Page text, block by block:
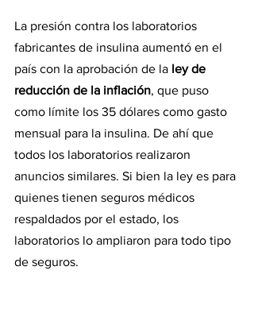
La presión contra los laboratorios
fabricantes de insulina aumentó en el
país con la aprobación de la ley de
reducción de la inflación, que puso
como límite los 35 dólares como gasto
mensual para la insulina. De ahí que
todos los laboratorios realizaron
anuncios similares. Si bien la ley es para
quienes tienen seguros médicos
respaldados por el estado, los
laboratorios lo ampliaron para todo tipo
de seguros.